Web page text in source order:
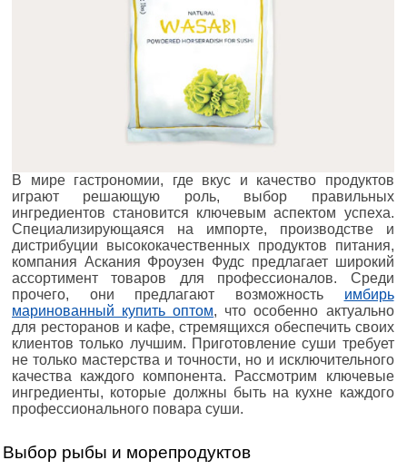
В мире гастрономии, где вкус и качество продуктов
играют решающую роль, выбор правильных
ингредиентов становится ключевым аспектом успеха.
Специализирующаяся на импорте, производстве и
дистрибуции высококачественных продуктов питания,
компания Аскания Фроузен Фудс предлагает широкий
ассортимент товаров для профессионалов. Среди
прочего, они предлагают возможность имбирь
маринованный купить оптом, что особенно актуально
для ресторанов и кафе, стремящихся обеспечить своих
клиентов только лучшим. Приготовление суши требует
не только мастерства и точности, но и исключительного
качества каждого компонента. Рассмотрим ключевые
ингредиенты, которые должны быть на кухне каждого
профессионального повара суши.
Выбор рыбы и морепродуктов